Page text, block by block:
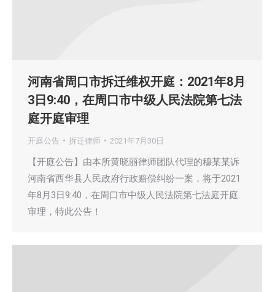
河南省周口市拆迁维权开庭：2021年8月
3日9:40，在周口市中级人民法院第七法
庭开庭审理
开庭公告 拆迁律师 2021年7月30日
【开庭公告】由本所黄晓丽律师团队代理的穆某某诉
河南省西华县人民政府行政赔偿纠纷一案，将于2021
年8月3日9:40，在周口市中级人民法院第七法庭开庭
审理，特此公告！